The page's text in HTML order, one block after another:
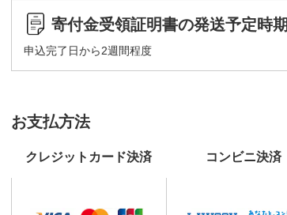
寄付金受領証明書の発送予定時期
申込完了日から2週間程度
お支払方法
クレジットカード決済 コンビニ決済